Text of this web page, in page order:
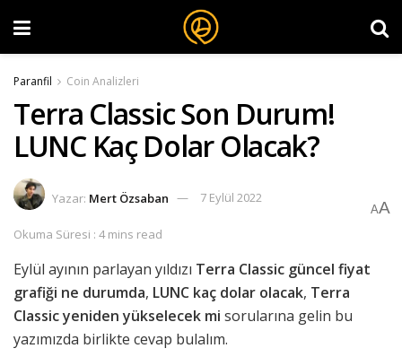
Paranfil Coin Analizleri
Terra Classic Son Durum!
LUNC Kaç Dolar Olacak?
Yazar: Mert Özsaban 7 Eylül 2022
Okuma Süresi : 4 mins read
AA
Eylül ayının parlayan yıldızı Terra Classic güncel fiyat
grafiği ne durumda, LUNC kaç dolar olacak, Terra
Classic yeniden yükselecek mi sorularına gelin bu
yazımızda birlikte cevap bulalım.